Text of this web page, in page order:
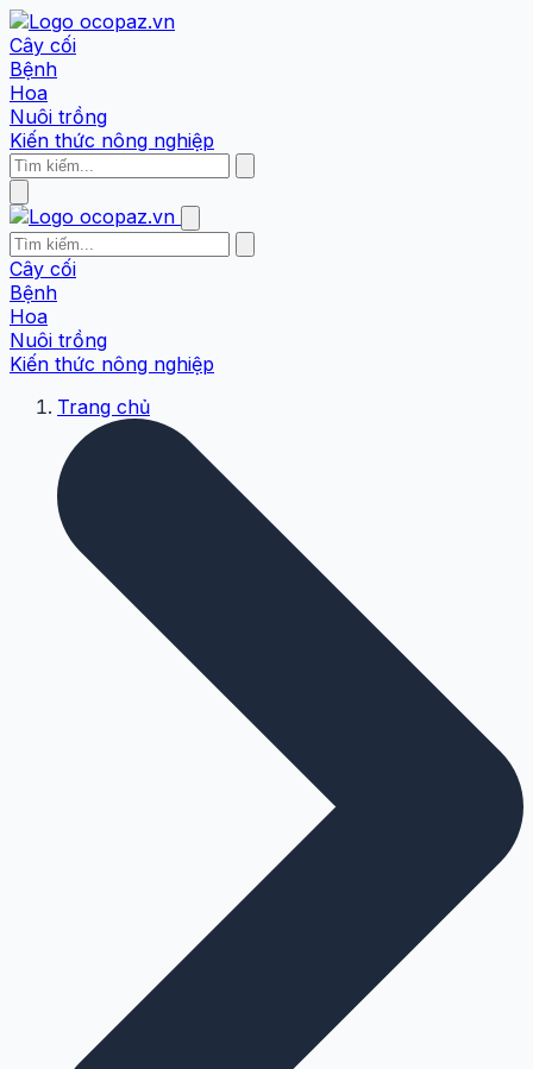
Cây cối
Bệnh
Hoa
Nuôi trồng
Kiến thức nông nghiệp
Cây cối
Bệnh
Hoa
Nuôi trồng
Kiến thức nông nghiệp
Trang chủ